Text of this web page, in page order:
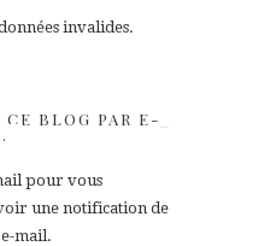
invalides.
BLOG PAR E-
pour vous
une notification de
mail.